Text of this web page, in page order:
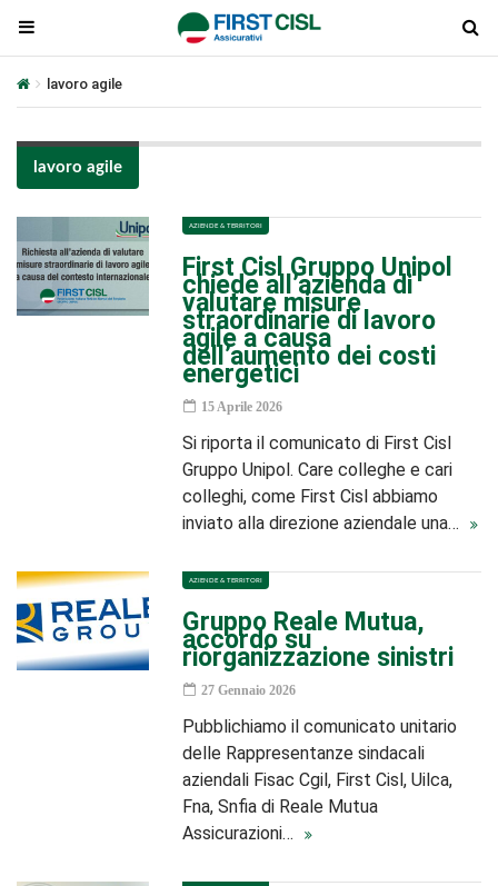
lavoro agile
lavoro agile
AZIENDE & TERRITORI
First Cisl Gruppo Unipol
chiede all’azienda di
valutare misure
straordinarie di lavoro
agile a causa
dell’aumento dei costi
energetici
15 Aprile 2026
Si riporta il comunicato di First Cisl
Gruppo Unipol. Care colleghe e cari
colleghi, come First Cisl abbiamo
inviato alla direzione aziendale una…
AZIENDE & TERRITORI
Gruppo Reale Mutua,
accordo su
riorganizzazione sinistri
27 Gennaio 2026
Pubblichiamo il comunicato unitario
delle Rappresentanze sindacali
aziendali Fisac Cgil, First Cisl, Uilca,
Fna, Snfia di Reale Mutua
Assicurazioni…